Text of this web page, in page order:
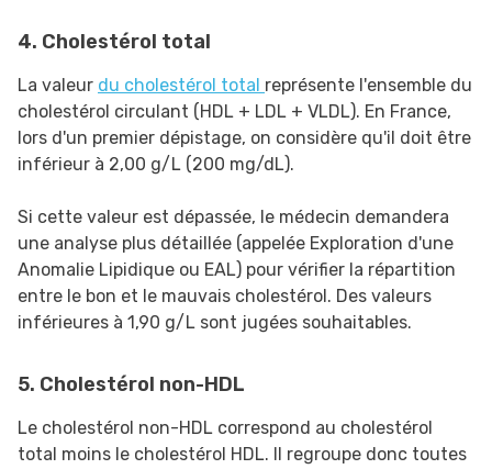
4. Cholestérol total
La valeur du cholestérol total représente l'ensemble du
cholestérol circulant (HDL + LDL + VLDL). En France,
lors d'un premier dépistage, on considère qu'il doit être
inférieur à 2,00 g/L (200 mg/dL).
Si cette valeur est dépassée, le médecin demandera
une analyse plus détaillée (appelée Exploration d'une
Anomalie Lipidique ou EAL) pour vérifier la répartition
entre le bon et le mauvais cholestérol. Des valeurs
inférieures à 1,90 g/L sont jugées souhaitables.
5. Cholestérol non-HDL
Le cholestérol non-HDL correspond au cholestérol
total moins le cholestérol HDL. Il regroupe donc toutes